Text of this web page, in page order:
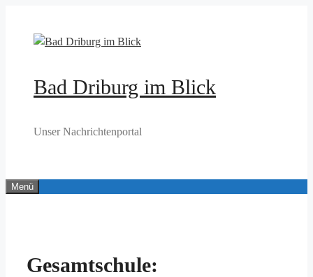
springen
Bad Driburg im Blick
Unser Nachrichtenportal
Menü
Gesamtschule: